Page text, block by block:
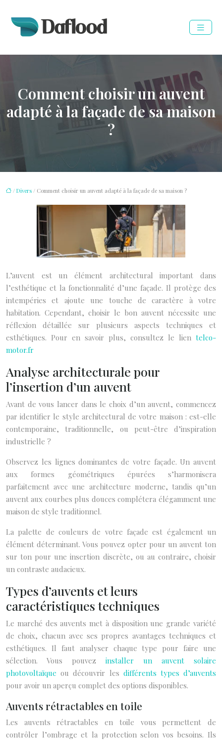
Comment choisir un auvent
adapté à la façade de sa maison
?
/ Divers / Comment choisir un auvent adapté à la façade de sa maison ?
L’auvent est un élément architectural important dans
l’esthétique et la fonctionnalité d’une façade. Il protège des
intempéries et ajoute une touche de caractère à votre
habitation. Cependant, choisir le bon auvent nécessite une
réflexion détaillée sur plusieurs aspects techniques et
esthétiques. Pour en savoir plus, consultez le lien telco-
motor.fr
Analyse architecturale pour
l’insertion d’un auvent
Avant de vous lancer dans le choix d’un auvent, commencez
par identifier le style architectural de votre maison : est-elle
contemporaine, traditionnelle, ou peut-être d’inspiration
industrielle ?
Observez les lignes dominantes de votre façade. Un auvent
aux formes géométriques épurées s’harmonisera
parfaitement avec une architecture moderne, tandis qu’un
auvent aux courbes plus douces complétera élégamment une
maison de style traditionnel.
La palette de couleurs de votre façade est également un
élément déterminant. Vous pouvez opter pour un auvent ton
sur ton pour une insertion discrète, ou au contraire, choisir
un contraste audacieux.
Types d’auvents et leurs
caractéristiques techniques
Le marché des auvents met à disposition une grande variété
de choix, chacun avec ses propres avantages techniques et
esthétiques. Il faut analyser chaque type pour faire une
sélection. Vous pouvez installer un auvent solaire
photovoltaïque ou découvrir les différents types d’auvents
pour avoir un aperçu complet des options disponibles.
Auvents rétractables en toile
Les auvents rétractables en toile vous permettent de
contrôler l’ombrage et la protection selon vos besoins. Ils